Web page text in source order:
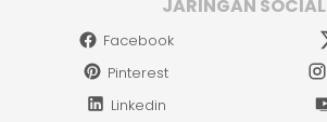
JARINGAN SOCIAL
Facebook
Pinterest
Linkedin